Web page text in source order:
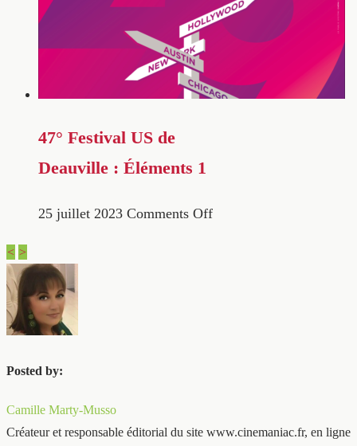
47° Festival US de
Deauville : Éléments 1
25 juillet 2023 Comments Off
< >
Posted by:
Camille Marty-Musso
Créateur et responsable éditorial du site www.cinemaniac.fr, en ligne